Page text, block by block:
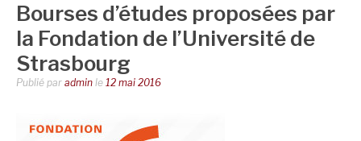
Bourses d’études proposées par
la Fondation de l’Université de
Strasbourg
Publié par admin le 12 mai 2016